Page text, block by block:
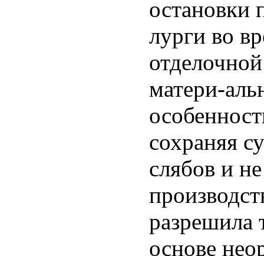
остановки
лурги во
матери-
сохраняя
слябов и
разрешила
основе